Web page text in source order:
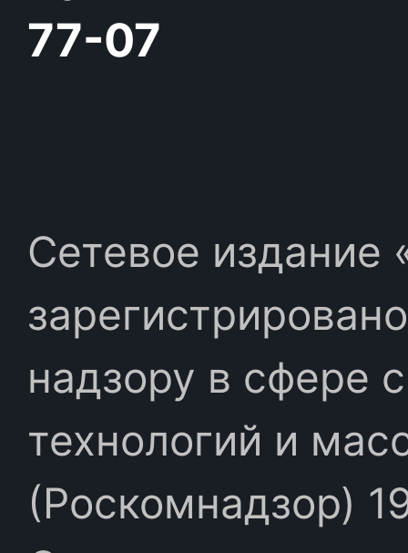
77-07
Сетевое издание
надзору в сфере
технологий и
(Роскомнадзор)